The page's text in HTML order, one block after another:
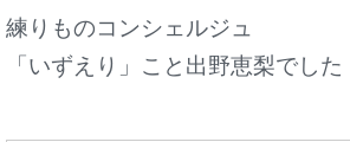
練りものコンシェルジュ
「いずえり」こと出野恵梨でした